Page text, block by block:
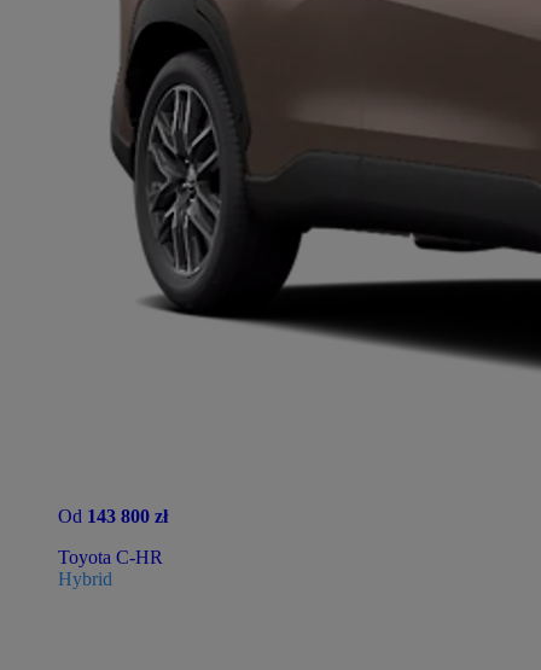
Od 143 800 zł
Toyota C-HR
Hybrid